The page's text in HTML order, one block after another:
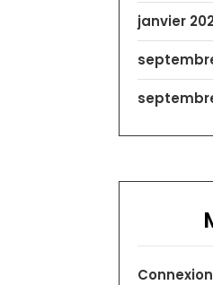
janvier
Connexion